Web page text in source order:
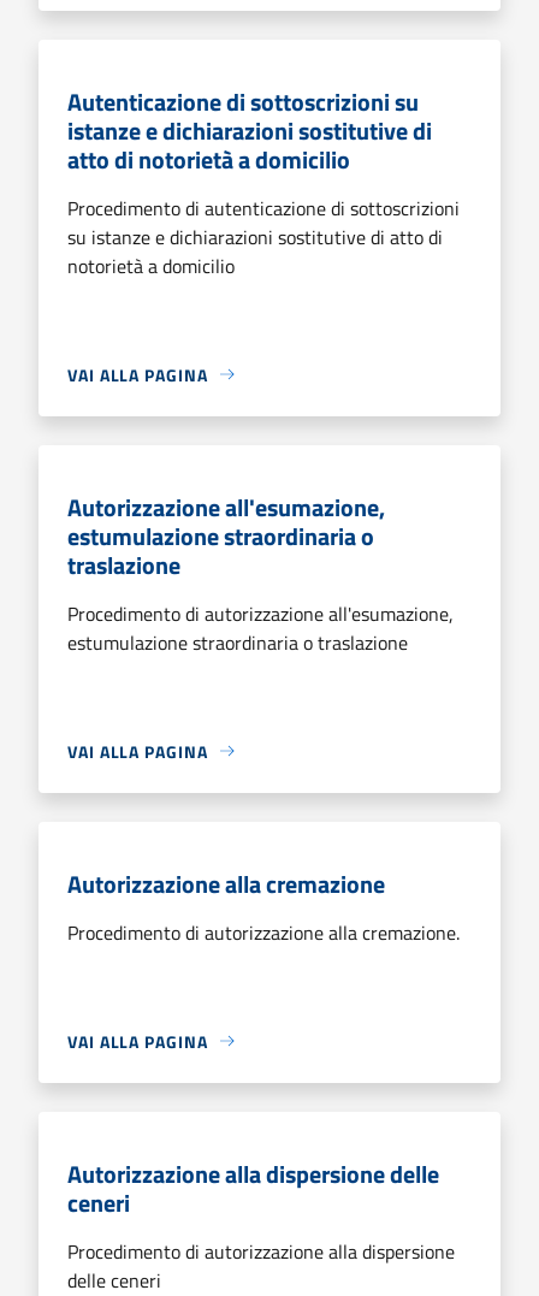
Autenticazione di sottoscrizioni su
istanze e dichiarazioni sostitutive di
atto di notorietà a domicilio
Procedimento di autenticazione di sottoscrizioni
su istanze e dichiarazioni sostitutive di atto di
notorietà a domicilio
VAI ALLA PAGINA
Autorizzazione all'esumazione,
estumulazione straordinaria o
traslazione
Procedimento di autorizzazione all'esumazione,
estumulazione straordinaria o traslazione
VAI ALLA PAGINA
Autorizzazione alla cremazione
Procedimento di autorizzazione alla cremazione.
VAI ALLA PAGINA
Autorizzazione alla dispersione delle
ceneri
Procedimento di autorizzazione alla dispersione
delle ceneri